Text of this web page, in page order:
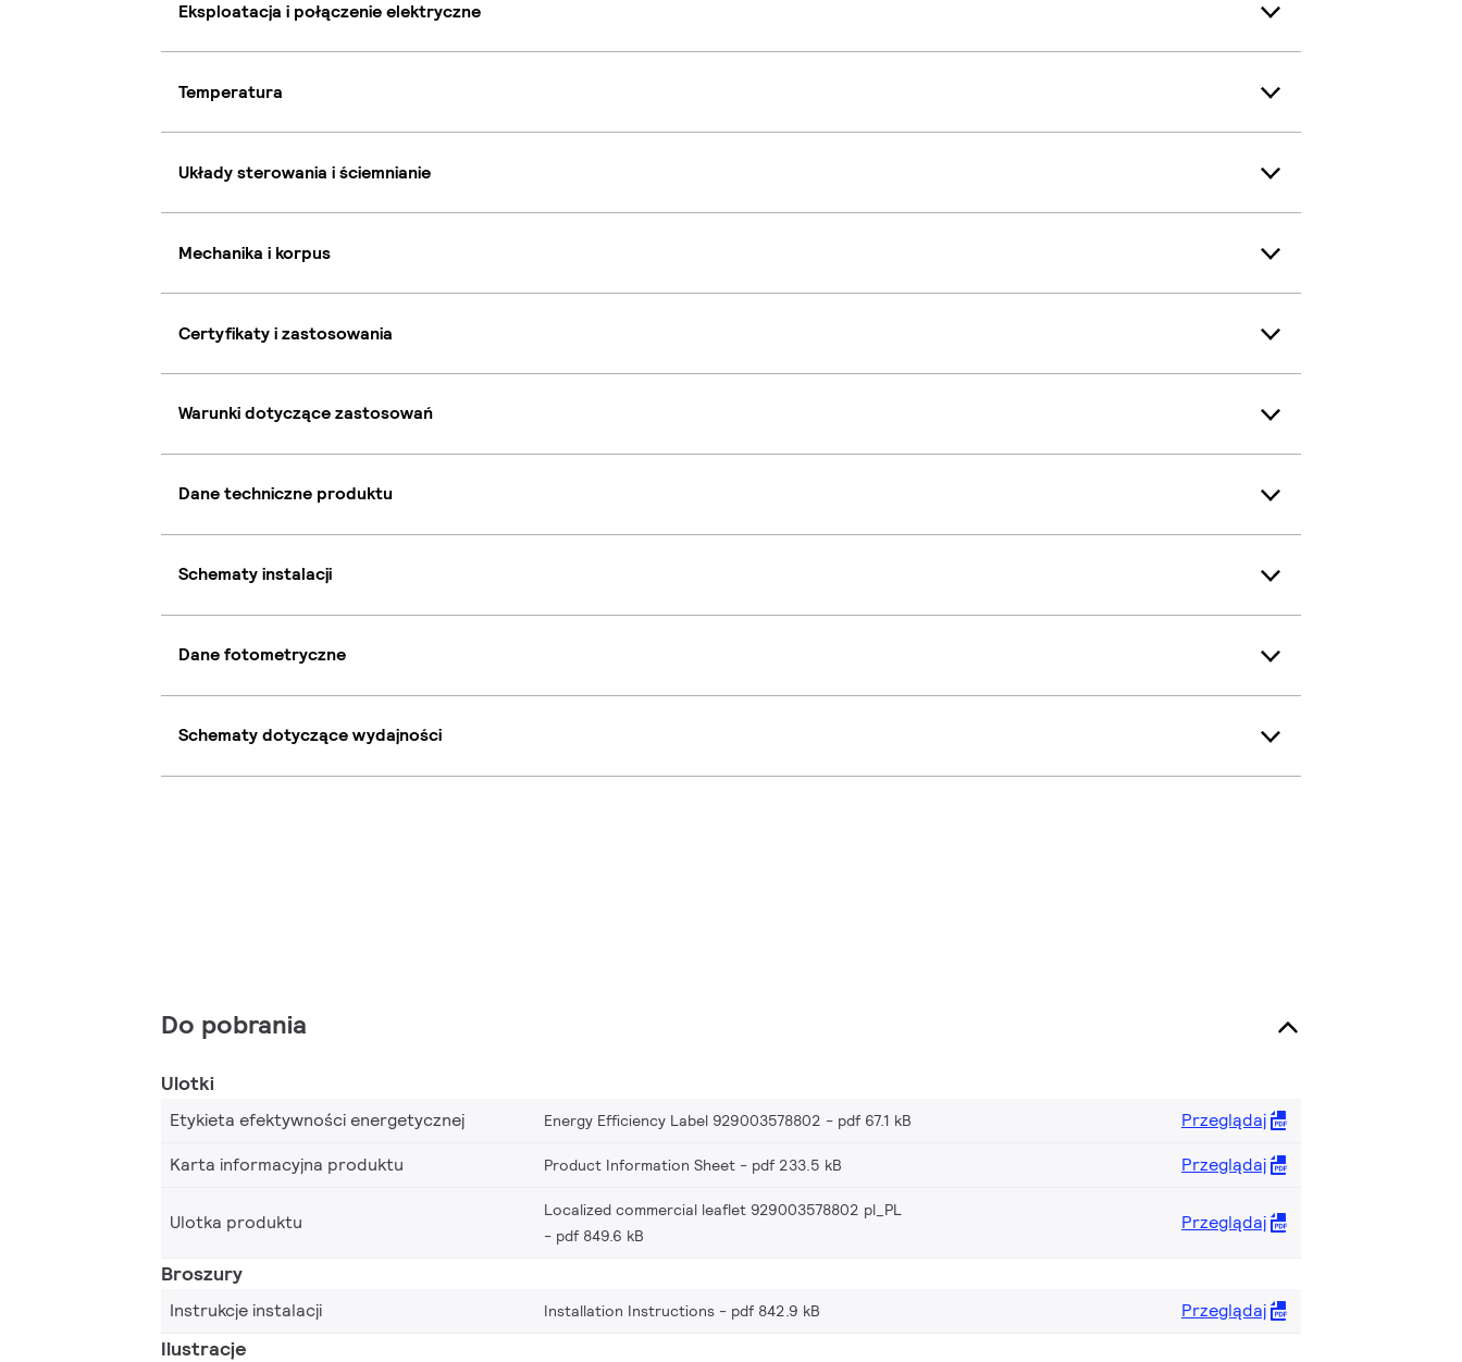
Eksploatacja i połączenie elektryczne
Temperatura
Układy sterowania i ściemnianie
Mechanika i korpus
Certyfikaty i zastosowania
Warunki dotyczące zastosowań
Dane techniczne produktu
Schematy instalacji
Dane fotometryczne
Schematy dotyczące wydajności
Do pobrania
Ulotki
Etykieta efektywności energetycznej Energy Efficiency Label 929003578802 pdf 67.1 kB
Przeglądaj
Karta informacyjna produktu
Product Information Sheet pdf 233.5 kB Przeglądaj
Ulotka produktu
Localized commercial leaflet 929003578802 pl_PL
pdf 849.6 kB
Przeglądaj
Broszury
Instrukcje instalacji Installation Instructions pdf 842.9 kB Przeglądaj
Ilustracje